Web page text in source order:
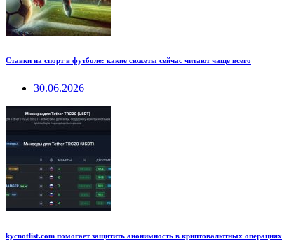
Ставки на спорт в футболе: какие сюжеты сейчас читают чаще всего
30.06.2026
kycnotlist.com помогает защитить анонимность в криптовалютных операциях